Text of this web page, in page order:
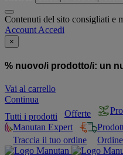
Contenuti del sito consigliati e
Account Accedi
×
% nuovo/i prodotto/i: un
Vai al carrello
Continua
Tutti i prodotti
Offerte
Manutan Expert
Traccia il tuo ordine